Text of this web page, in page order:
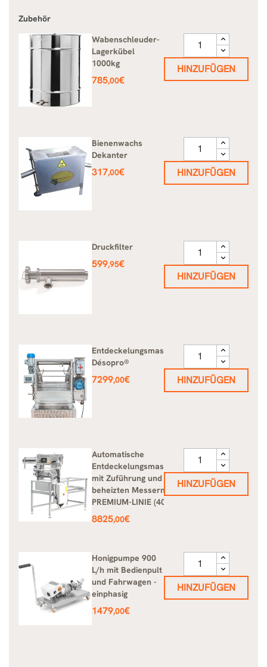
Zubehör
Wabenschleuder-
Lagerkübel
1000kg
Preis
785,00€
HINZUFÜGEN
Bienenwachs
Dekanter
Preis
317,00€ HINZUFÜGEN
Druckfilter
Preis
599,95€
HINZUFÜGEN
Entdeckelungsmaschine
Désopro®
Preis
7299,00€ HINZUFÜGEN
Automatische
Entdeckelungsmaschine
mit Zuführung und
beheizten Messern
PREMIUM-LINIE (400V)
Preis
8825,00€
HINZUFÜGEN
Honigpumpe 900
L/h mit Bedienpult
und Fahrwagen -
einphasig
Preis
1479,00€
HINZUFÜGEN